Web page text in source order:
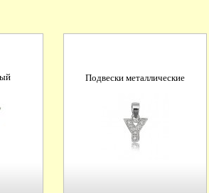
Подвески металлические